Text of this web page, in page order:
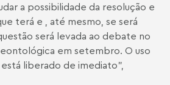
a possibilidade da resolução e
terá e , até mesmo, se será
será levada ao debate no
em setembro. O uso
liberado de imediato”,